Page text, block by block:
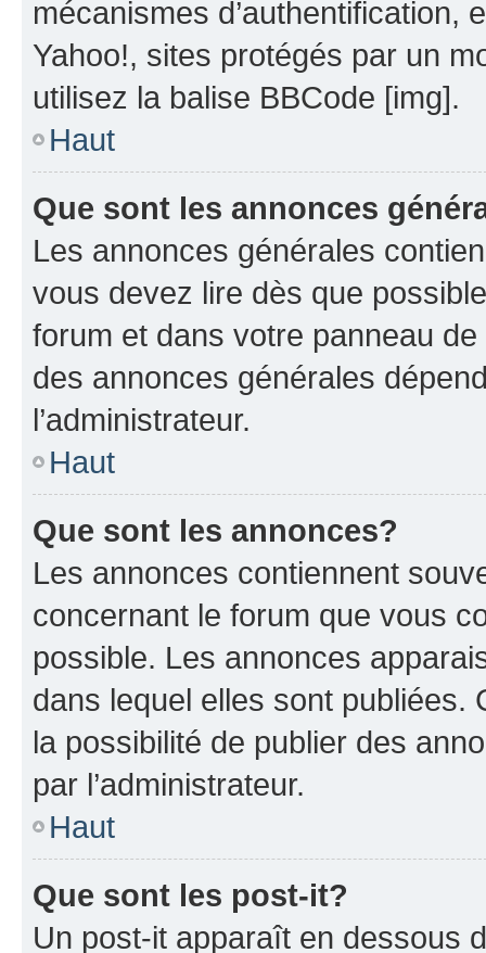
mécanismes d’authentification,
Yahoo!, sites protégés par un
utilisez la balise BBCode [img].
Haut
Que sont les annonces
Les annonces générales
vous devez lire dès que
forum et dans votre panneau
des annonces générales
l’administrateur.
Haut
Que sont les annonces?
Les annonces contiennent
concernant le forum que vous
possible. Les annonces
dans lequel elles sont publiées.
la possibilité de publier des
par l’administrateur.
Haut
Que sont les post-it?
Un post-it apparaît en dessous